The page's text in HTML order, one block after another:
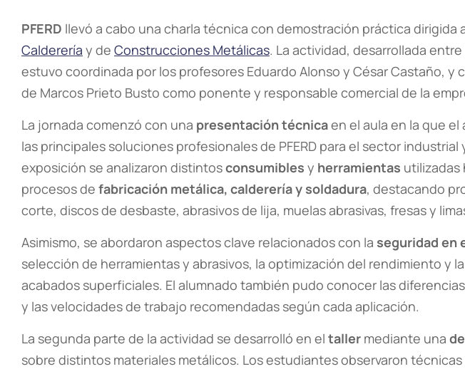
PFERD llevó a cabo una charla técnica con demostración práctica dirigida
Calderería y de Construcciones Metálicas. La actividad, desarrollada entre
estuvo coordinada por los profesores Eduardo Alonso y César Castaño, y
de Marcos Prieto Busto como ponente y responsable comercial de la
La jornada comenzó con una presentación técnicaen el aula en la que
las principales soluciones profesionales de PFERD para el sector
exposición se analizaron distintosconsumibles y herramientas utilizadas
procesos de fabricación metálica, calderería y soldadura, destacando
corte, discos de desbaste, abrasivos de lija, muelas abrasivas, fresas y
Asimismo, se abordaron aspectos clave relacionados con la seguridad en
selección de herramientas y abrasivos, la optimización del rendimiento y
acabados superficiales. El alumnado también pudo conocer las
y las velocidades de trabajo recomendadas según cada aplicación.
La segunda parte de la actividad se desarrolló en el taller mediante una
sobre distintos materiales metálicos. Los estudiantes observaron técnicas